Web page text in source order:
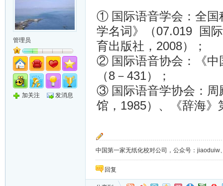
管理员
加关注 发消息
① 国际语音学会： 全国
学名词》（07.019
国
育出版社， 2008）；
② 国际语音协会：《
（8 － 431）；
③ 国际语音学协会：
馆， 1985）、《辞海》
中国第一家无纸化校对公司，公众号：
回复